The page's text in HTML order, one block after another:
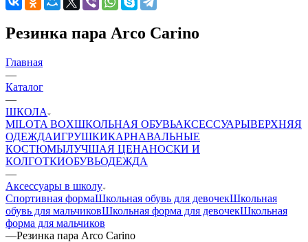
Резинка пара Arco Carino
Главная
—
Каталог
—
ШКОЛА
MILOTA BOXШКОЛЬНАЯ ОБУВЬАКСЕССУАРЫВЕРХНЯЯ
ОДЕЖДАИГРУШКИКАРНАВАЛЬНЫЕ
КОСТЮМЫЛУЧШАЯ ЦЕНАНОСКИ И
КОЛГОТКИОБУВЬОДЕЖДА
—
Аксессуары в школу
Спортивная формаШкольная обувь для девочекШкольная
обувь для мальчиковШкольная форма для девочекШкольная
форма для мальчиков
—Резинка пара Arco Carino